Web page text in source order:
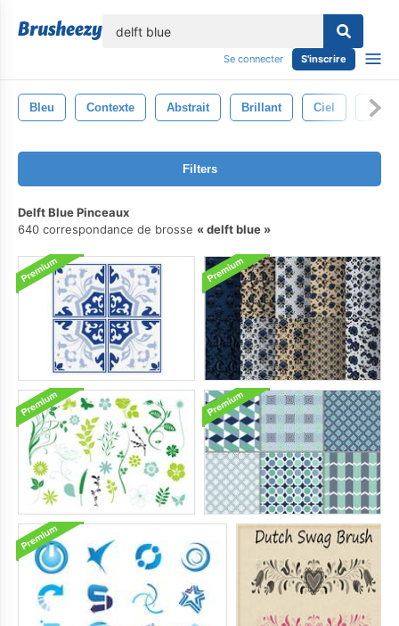
Se connecter S'inscrire
Bleu Contexte Abstrait Brillant Ciel
Filters
Delft Blue Pinceaux
640 correspondance de brosse
delft blue